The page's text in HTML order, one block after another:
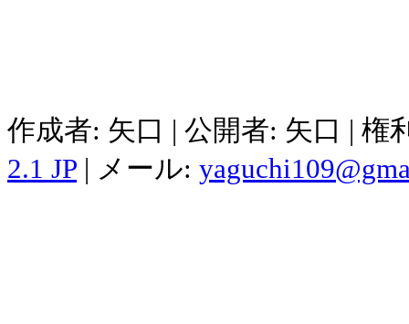
作成者: 矢口 | 公開者: 矢口 |
2.1 JP | メール: